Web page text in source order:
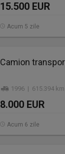
15.500 EUR
Acum 5 zile
Camion
1996 | 615.394
8.000 EUR
Acum 6 zile